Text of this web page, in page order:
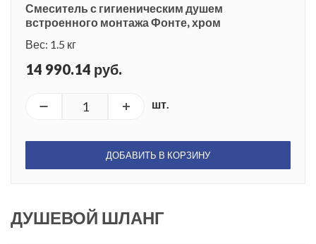
Смеситель с гигиеническим душем
встроенного монтажа Фонте, хром
Вес: 1.5 кг
14 990.14 руб.
шт.
ДОБАВИТЬ В КОРЗИНУ
ДУШЕВОЙ ШЛАНГ